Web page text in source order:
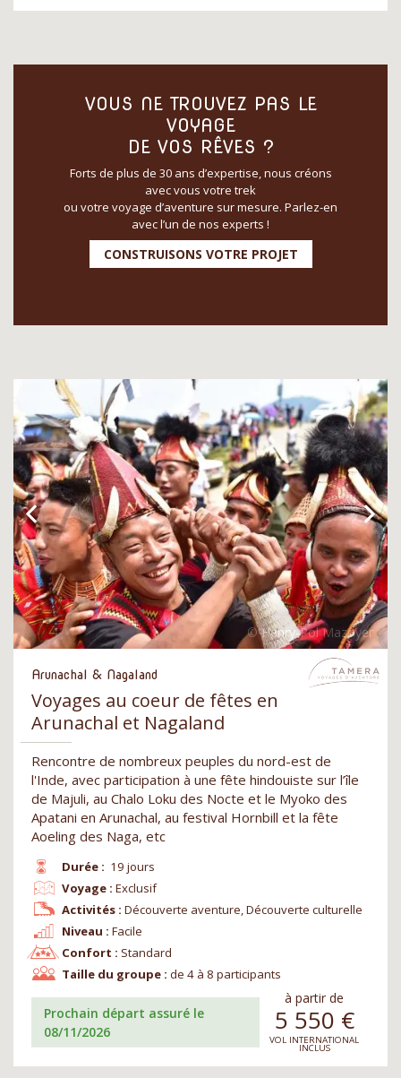
VOUS NE TROUVEZ PAS LE
VOYAGE
DE VOS RÊVES ?
Forts de plus de 30 ans d’expertise, nous créons
avec vous votre trek
ou votre voyage d’aventure sur mesure. Parlez-en
avec l’un de nos experts !
CONSTRUISONS VOTRE PROJET
Arunachal & Nagaland
Voyages au coeur de fêtes en
Arunachal et Nagaland
Rencontre de nombreux peuples du nord-est de
l'Inde, avec participation à une fête hindouiste sur l’île
de Majuli, au Chalo Loku des Nocte et le Myoko des
Apatani en Arunachal, au festival Hornbill et la fête
Aoeling des Naga, etc
Durée : 19 jours
Niveau : Facile
Voyage : Exclusif
Confort : Standard
Activités : Découverte aventure, Découverte culturelle
Taille du groupe : de 4 à 8 participants
Prochain départ assuré le
08/11/2026
à partir de
5 550 €
VOL INTERNATIONAL
INCLUS